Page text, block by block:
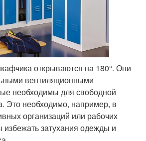
открываются на 180°. Они
вентиляционными
необходимы для свободной
Это необходимо, например, в
организаций или рабочих
избежать затухания одежды и